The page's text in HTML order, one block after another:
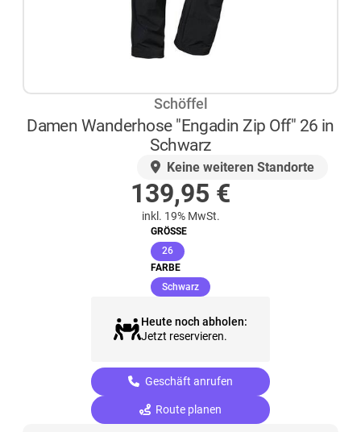
Schöffel
Damen Wanderhose "Engadin Zip Off" 26 in
Schwarz
Keine weiteren Standorte
139,95 €
inkl. 19% MwSt.
GRÖSSE
26(ausgewählt)
FARBE
Schwarz(ausgewählt)
Heute noch abholen:
Jetzt reservieren.
Geschäft anrufen
Route planen